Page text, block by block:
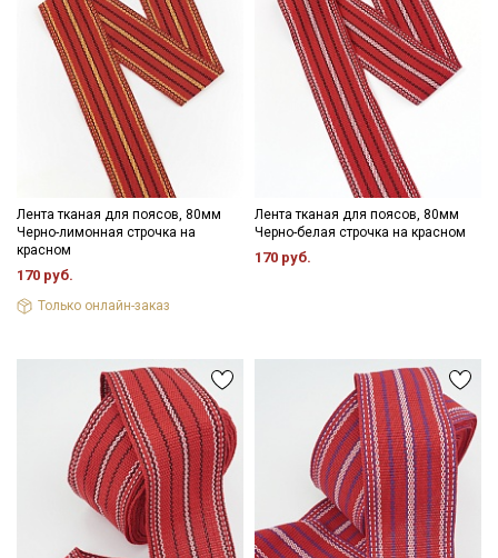
Лента тканая для поясов, 80мм
Черно-лимонная строчка на
красном
170 руб.
Только онлайн-заказ
Лента тканая для поясов, 80мм
Черно-белая строчка на красном
170 руб.
Секретная рассылка от Купава
Мы публикуем здесь дополнительные
промокоды и скидки до 30% на узкие
категории тканей
Электронная почта
Ознакомлен(а) сПолитикой обработки персональных
данныхи даюСогласие на обработку персональных
данных
ДаюСогласие на получение рекламных и
информационных рассылок